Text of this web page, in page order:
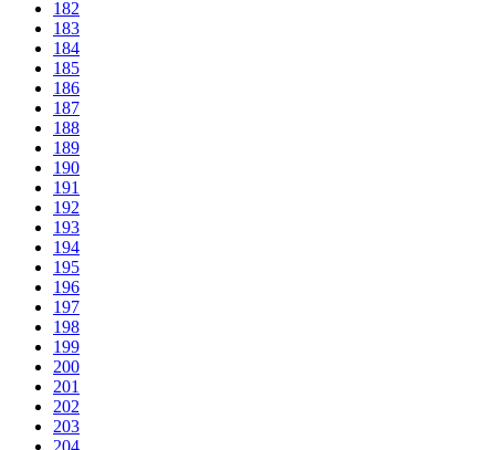
182
183
184
185
186
187
188
189
190
191
192
193
194
195
196
197
198
199
200
201
202
203